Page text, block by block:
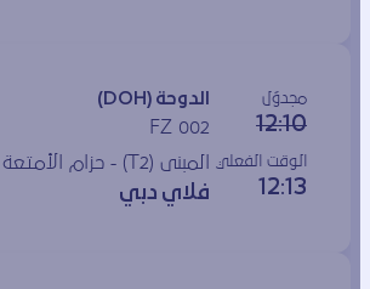
مجدوَل
12:10
الدوحة (DOH)
FZ 002
الوقت الفعلي
12:13
المبنى (T2) - حزام الأمتعة (4)
فلاي دبي